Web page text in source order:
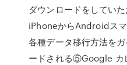
ダウンロードをしてい
iPhoneからAndroidス
各種データ移行方法を
ードされる⑤Google カ